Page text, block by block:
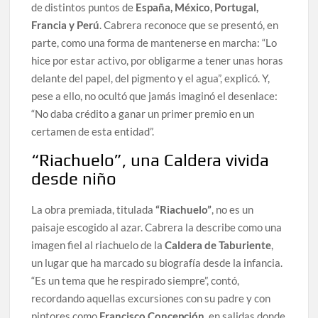
de distintos puntos de España, México, Portugal,
Francia y Perú. Cabrera reconoce que se presentó, en
parte, como una forma de mantenerse en marcha: “Lo
hice por estar activo, por obligarme a tener unas horas
delante del papel, del pigmento y el agua”, explicó. Y,
pese a ello, no ocultó que jamás imaginó el desenlace:
“No daba crédito a ganar un primer premio en un
certamen de esta entidad”.
“Riachuelo”, una Caldera vivida
desde niño
La obra premiada, titulada“Riachuelo”, no es un
paisaje escogido al azar. Cabrera la describe como una
imagen fiel al riachuelo de laCaldera de Taburiente,
un lugar que ha marcado su biografía desde la infancia.
“Es un tema que he respirado siempre”, contó,
recordando aquellas excursiones con su padre y con